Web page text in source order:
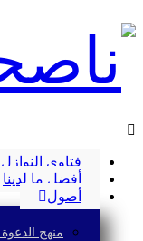
فتاوى النوازل
أفضل ما لدينا
أصول
منهج